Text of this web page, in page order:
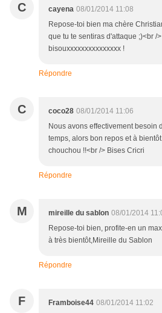
C cayena 08/01/2014 11:08
Repose-toi bien ma chère
que tu te sentiras d'attaque ;)<br /
bisouxxxxxxxxxxxxxxx !
Répondre
C coco28 08/01/2014 11:06
Nous avons effectivement besoin
temps, alors bon repos et à
chouchou !!<br /> Bises Cricri
Répondre
M mireille du sablon 08/01/2014
Repose-toi bien, profite-en un
à très bientôt,Mireille du Sablon
Répondre
F Framboise44 08/01/2014 11:02